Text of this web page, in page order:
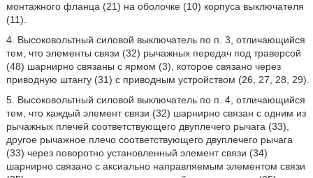
монтажного фланца (21) на оболочке (10) корпуса выключателя
(11).
4. Высоковольтный силовой выключатель по п. 3, отличающийся
тем, что элементы связи (32) рычажных передач под траверсой
(48) шарнирно связаны с ярмом (3), которое связано через
приводную штангу (31) с приводным устройством (26, 27, 28, 29).
5. Высоковольтный силовой выключатель по п. 4, отличающийся
тем, что каждый элемент связи (32) шарнирно связан с одним из
рычажных плечей соответствующего двуплечего рычага (33),
другое рычажное плечо соответствующего двуплечего рычага
(33) через поворотно установленный элемент связи (34)
шарнирно связано с аксиально направляемым элементом связи